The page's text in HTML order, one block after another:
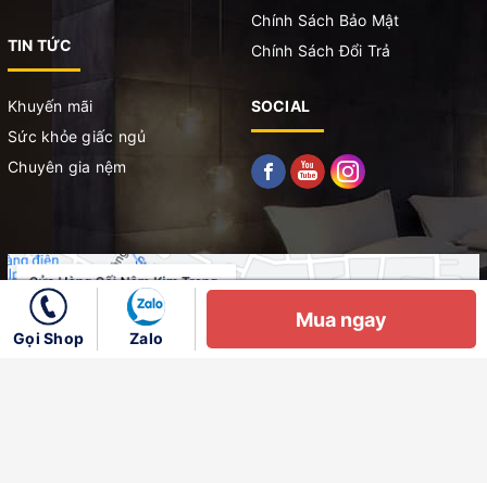
Gọi Shop Zalo
Mua ngay
TIN TỨC
Khuyến mãi
Sức khỏe giấc ngủ
Chuyên gia nệm
Chính Sách Bảo Mật
Chính Sách Đổi Trả
SOCIAL